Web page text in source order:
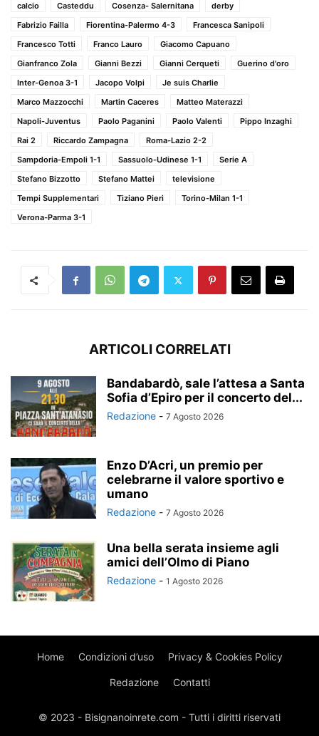
calcio
Casteddu Cosenza- Salernitana
derby
Fabrizio Failla
Fiorentina-Palermo 4-3
Francesca Sanipoli
Francesco Totti
Franco Lauro
Giacomo Capuano
Gianfranco Zola
Gianni Bezzi Gianni Cerqueti
Guerino d'oro
Inter-Genoa 3-1
Jacopo Volpi
Je suis Charlie
Marco Mazzocchi
Martin Caceres
Matteo Materazzi
Napoli-Juventus
Paolo Paganini Paolo Valenti
Pippo Inzaghi
Rai 2
Riccardo Zampagna
Roma-Lazio 2-2
Sampdoria-Empoli 1-1
Sassuolo-Udinese 1-1
Serie A
Stefano Bizzotto
Stefano Mattei
televisione
Tempi Supplementari
Tiziano Pieri
Torino-Milan 1-1
Verona-Parma 3-1
ARTICOLI CORRELATI
Bandabardò, sale l’attesa a Santa
Sofia d’Epiro per il concerto del...
Redazione - 7 Agosto 2026
Enzo D’Acri, un premio per
celebrarne il valore sportivo e
umano
Redazione - 7 Agosto 2026
Una bella serata insieme agli
amici dell’Olmo di Piano
Redazione - 1 Agosto 2026
Home Condizioni d’uso Privacy & Cookies Policy
Redazione Contatti
© 2023 - Bisignanoinrete.com - Tutti i diritti riservati